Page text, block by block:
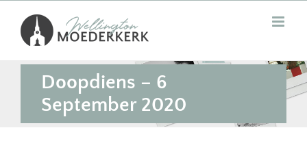
content
Doopdiens – 6
September 2020